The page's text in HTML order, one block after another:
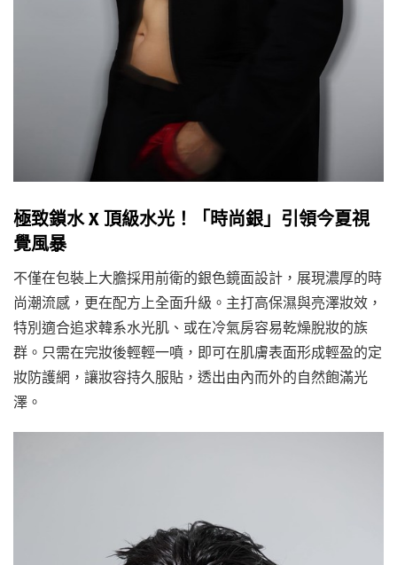
極致鎖水 X 頂級水光！「時尚銀」引領今夏視
覺風暴
不僅在包裝上大膽採用前衛的銀色鏡面設計，展現濃厚的時
尚潮流感，更在配方上全面升級。主打高保濕與亮澤妝效，
特別適合追求韓系水光肌、或在冷氣房容易乾燥脫妝的族
群。只需在完妝後輕輕一噴，即可在肌膚表面形成輕盈的定
妝防護網，讓妝容持久服貼，透出由內而外的自然飽滿光
澤。